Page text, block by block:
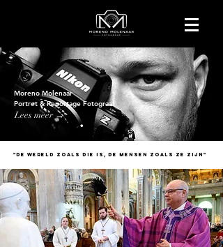
Moreno Molenaar
Portret & Reportage Fotograaf
Lees meer →
"De wereld zoals die is, De mensen zoals ze zijn"